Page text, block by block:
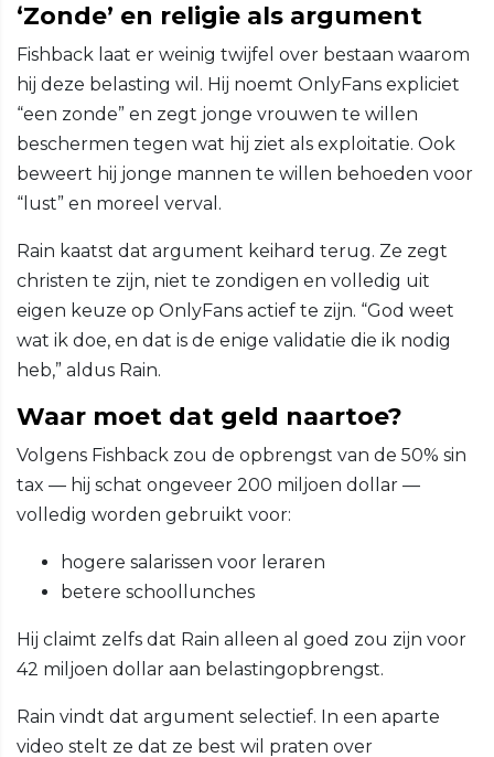
‘Zonde’ en religie als argument
Fishback laat er weinig twijfel over bestaan waarom
hij deze belasting wil. Hij noemt OnlyFans expliciet
“een zonde” en zegt jonge vrouwen te willen
beschermen tegen wat hij ziet als exploitatie. Ook
beweert hij jonge mannen te willen behoeden voor
“lust” en moreel verval.
Rain kaatst dat argument keihard terug. Ze zegt
christen te zijn, niet te zondigen en volledig uit
eigen keuze op OnlyFans actief te zijn. “God weet
wat ik doe, en dat is de enige validatie die ik nodig
heb,” aldus Rain.
Waar moet dat geld naartoe?
Volgens Fishback zou de opbrengst van de 50% sin
tax — hij schat ongeveer 200 miljoen dollar —
volledig worden gebruikt voor:
hogere salarissen voor leraren
betere schoollunches
Hij claimt zelfs dat Rain alleen al goed zou zijn voor
42 miljoen dollar aan belastingopbrengst.
Rain vindt dat argument selectief. In een aparte
video stelt ze dat ze best wil praten over